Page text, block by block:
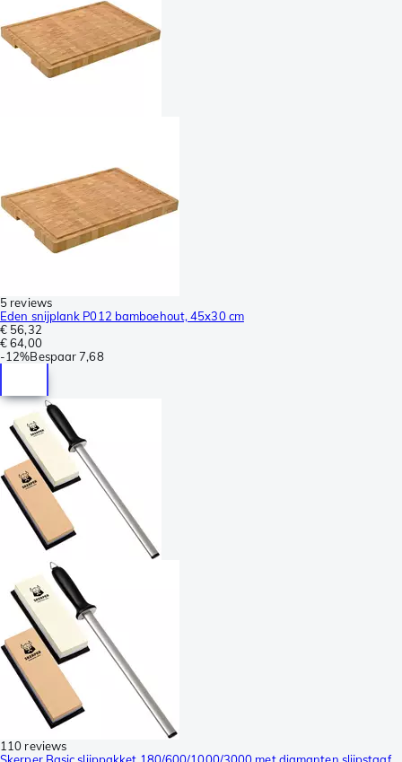
5 reviews
Eden snijplank P012 bamboehout, 45x30 cm
€ 56,32
€ 64,00
-12%Bespaar 7,68
110 reviews